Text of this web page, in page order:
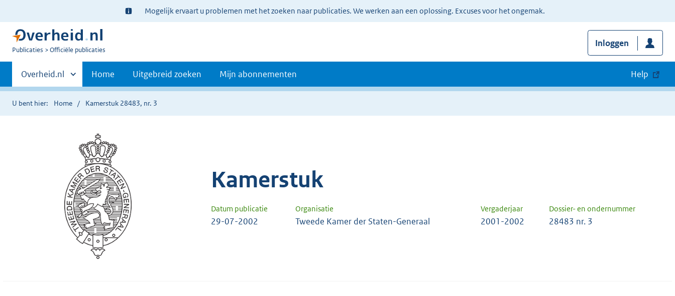
Ter
informatie:
Mogelijk ervaart u problemen met het zoeken naar publicaties. We werken aan een oplossing. Excuses voor het ongemak.
U
Publicaties Officiële publicaties
Inloggen
Primaire
navigatie
Andere
sites
binnen
Overheid.nl Home Uitgebreid zoeken Mijn abonnementen Help
U bent hier: Home Kamerstuk 28483, nr. 3
Kamerstuk
Datum publicatie Organisatie Vergaderjaar Dossier- en ondernummer
29-07-2002 Tweede Kamer der Staten-Generaal 2001-2002 28483 nr. 3